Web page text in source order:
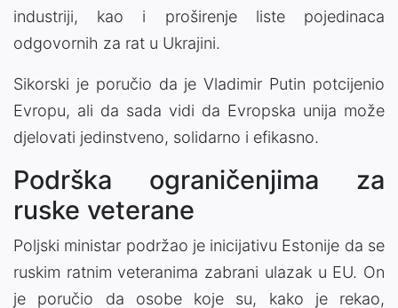
industriji, kao i proširenje liste pojedinaca
odgovornih za rat u Ukrajini.
Sikorski je poručio da je Vladimir Putin potcijenio
Evropu, ali da sada vidi da Evropska unija može
djelovati jedinstveno, solidarno i efikasno.
Podrška ograničenjima za
ruske veterane
Poljski ministar podržao je inicijativu Estonije da se
ruskim ratnim veteranima zabrani ulazak u EU. On
je poručio da osobe koje su, kako je rekao,